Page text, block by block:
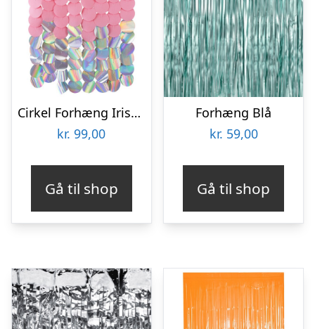
Cirkel Forhæng Iriserende Lyserød
kr. 99,00
Gå til shop
Forhæng Blå
kr. 59,00
Gå til shop